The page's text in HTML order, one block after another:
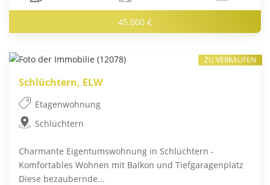
45.000 €
Schlüchtern, ELW
Etagenwohnung
Schlüchtern
Charmante Eigentumswohnung in Schlüchtern -
Komfortables Wohnen mit Balkon und Tiefgaragenplatz
Diese bezaubernde...
ZU VERKAUFEN